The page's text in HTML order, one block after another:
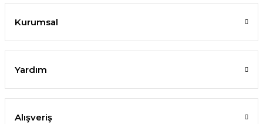
Kurumsal
Yardım
Alışveriş